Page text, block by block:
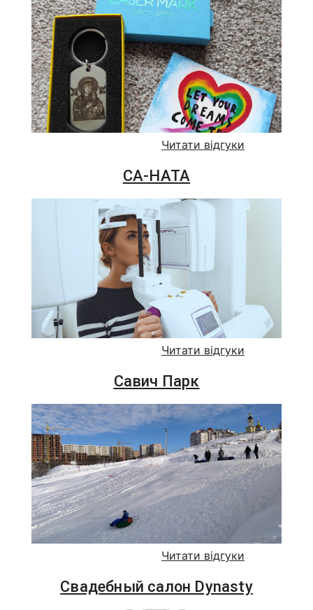
Читати відгуки
СА-НАТА
Читати відгуки
Савич Парк
Читати відгуки
Свадебный салон Dynasty